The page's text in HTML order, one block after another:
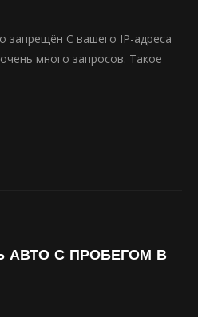
запрещён С вашего IP-адреса
много запросов. Такое
АВТО С ПРОБЕГОМ В